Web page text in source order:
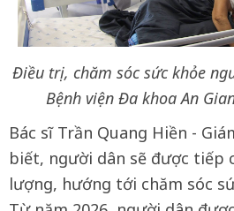
Điều trị, chăm sóc sức khỏe
Bệnh viện Đa khoa An
Bác sĩ Trần Quang Hiền -
biết, người dân sẽ được tiếp
lượng, hướng tới chăm sóc